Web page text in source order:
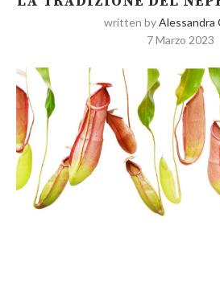
written byAlessandra
7 Marzo 2023